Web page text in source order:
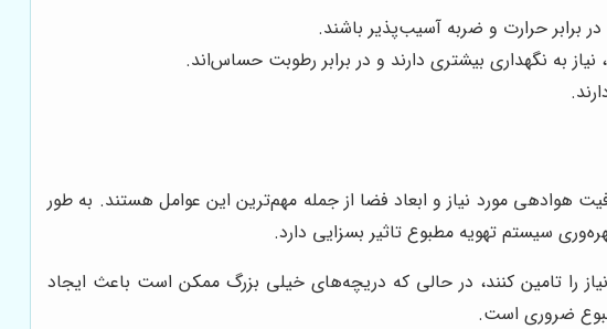
برابر حرارت و ضربه آسیب‌پذیر باشند.
به نگهداری بیشتری دارند و در برابر رطوبت حساس‌اند.
هوادهی مورد نیاز و ابعاد فضا از جمله مهم‌ترین این عوامل هستند. به طور
سیستم تهویه مطبوع تاثیر بسزایی دارد.
را تامین کنند، در حالی که دریچه‌های خیلی بزرگ ممکن است باعث ایجاد
ضروری است.